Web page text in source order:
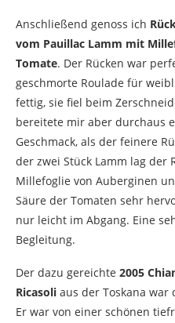
Anschließend genoss ich
vom Pauillac Lamm mit
Tomate. Der Rücken war
geschmorte Roulade für
fettig, sie fiel beim
bereitete mir aber durchaus
Geschmack, als der feinere
der zwei Stück Lamm lag der
Millefoglie von Auberginen
Säure der Tomaten sehr
nur leicht im Abgang. Eine
Begleitung.
Der dazu gereichte 2005
Ricasoli aus der Toskana
Er war von einer schönen